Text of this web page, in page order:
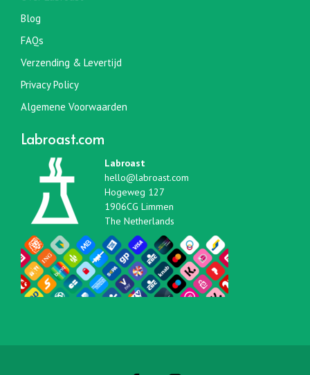
Blog
FAQs
Verzending & Levertijd
Privacy Policy
Algemene Voorwaarden
Labroast.com
Labroast
hello@labroast.com
Hogeweg 127
1906CG Limmen
The Netherlands